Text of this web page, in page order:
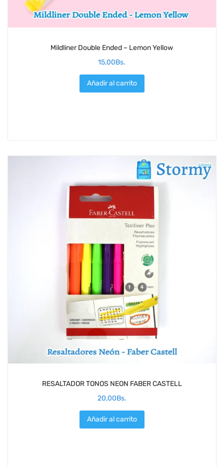
Mildliner Double Ended – Lemon Yellow
15,00Bs.
Añadir al carrito
RESALTADOR TONOS NEON FABER CASTELL
20,00Bs.
Añadir al carrito